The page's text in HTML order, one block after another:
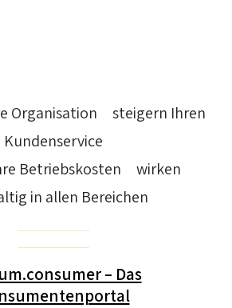
Organisation
steigern Ihren
Kundenservice
Betriebskosten
wirken
in allen Bereichen
– Das